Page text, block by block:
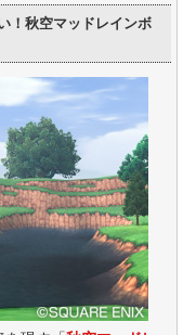
！秋空マッドレインボ